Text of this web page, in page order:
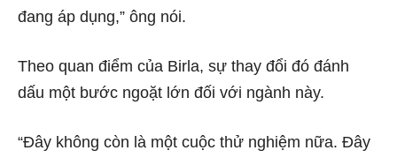
đang áp dụng,” ông nói.
Theo quan điểm của Birla, sự thay đổi đó đánh
dấu một bước ngoặt lớn đối với ngành này.
“Đây không còn là một cuộc thử nghiệm nữa. Đây